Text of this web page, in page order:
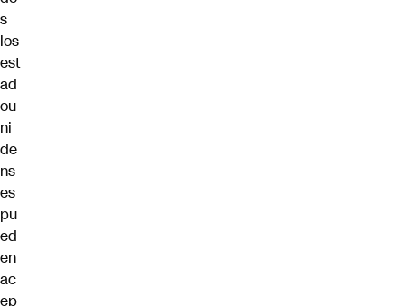
s
los
est
ad
ou
ni
de
ns
es
pu
ed
en
ac
ep